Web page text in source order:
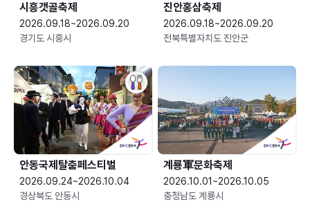
시흥갯골축제
2026.09.18~2026.09.20
경기도 시흥시
진안홍삼축제
2026.09.18~2026.09.20
전북특별자치도 진안군
안동국제탈춤페스티벌
2026.09.24~2026.10.04
경상북도 안동시
2026.10.01~2026.10.05
충청남도 계룡시